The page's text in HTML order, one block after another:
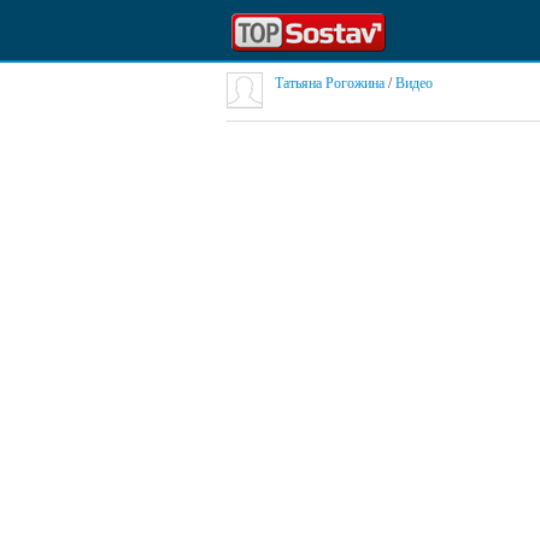
Татьяна Рогожина /Видео